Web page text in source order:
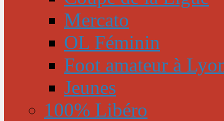
Mercato
OL Féminin
Foot amateur à
Jeunes
100% Libéro